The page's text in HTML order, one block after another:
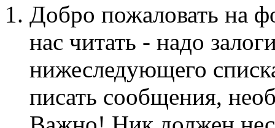
Добро пожаловать на
нас читать - надо
нижеследующего
писать сообщения,